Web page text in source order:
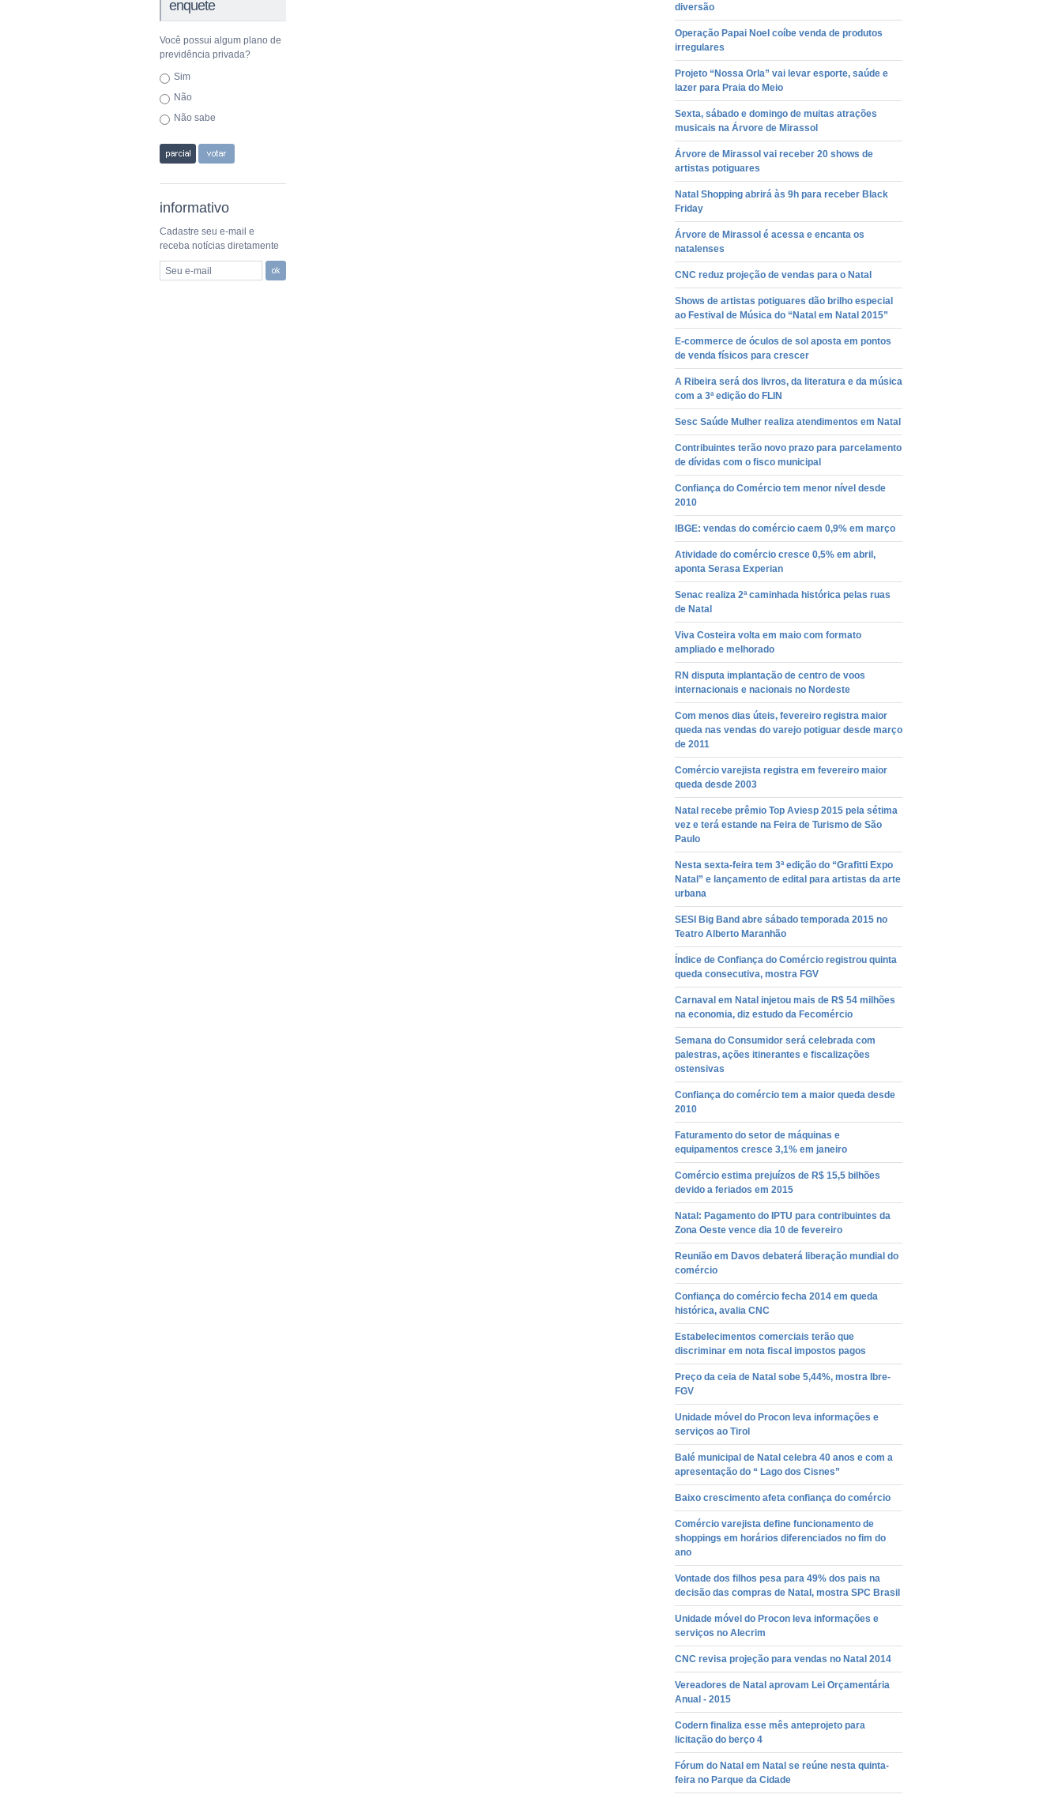
enquete
Você possui algum plano de
previdência privada?
Sim
Não
Não sabe
informativo
Cadastre seu e-mail e
receba notícias diretamente
Seu e-mail
diversão
Operação Papai Noel coíbe venda de produtos
irregulares
Projeto “Nossa Orla” vai levar esporte, saúde e
lazer para Praia do Meio
Sexta, sábado e domingo de muitas atrações
musicais na Árvore de Mirassol
Árvore de Mirassol vai receber 20 shows de
artistas potiguares
Natal Shopping abrirá às 9h para receber Black
Friday
Árvore de Mirassol é acessa e encanta os
natalenses
CNC reduz projeção de vendas para o Natal
Shows de artistas potiguares dão brilho especial
ao Festival de Música do “Natal em Natal 2015”
E-commerce de óculos de sol aposta em pontos
de venda físicos para crescer
A Ribeira será dos livros, da literatura e da música
com a 3ª edição do FLIN
Sesc Saúde Mulher realiza atendimentos em Natal
Contribuintes terão novo prazo para parcelamento
de dívidas com o fisco municipal
Confiança do Comércio tem menor nível desde
2010
IBGE: vendas do comércio caem 0,9% em março
Atividade do comércio cresce 0,5% em abril,
aponta Serasa Experian
Senac realiza 2ª caminhada histórica pelas ruas
de Natal
Viva Costeira volta em maio com formato
ampliado e melhorado
RN disputa implantação de centro de voos
internacionais e nacionais no Nordeste
Com menos dias úteis, fevereiro registra maior
queda nas vendas do varejo potiguar desde março
de 2011
Comércio varejista registra em fevereiro maior
queda desde 2003
Natal recebe prêmio Top Aviesp 2015 pela sétima
vez e terá estande na Feira de Turismo de São
Paulo
Nesta sexta-feira tem 3ª edição do “Grafitti Expo
Natal” e lançamento de edital para artistas da arte
urbana
SESI Big Band abre sábado temporada 2015 no
Teatro Alberto Maranhão
Índice de Confiança do Comércio registrou quinta
queda consecutiva, mostra FGV
Carnaval em Natal injetou mais de R$ 54 milhões
na economia, diz estudo da Fecomércio
Semana do Consumidor será celebrada com
palestras, ações itinerantes e fiscalizações
ostensivas
Confiança do comércio tem a maior queda desde
2010
Faturamento do setor de máquinas e
equipamentos cresce 3,1% em janeiro
Comércio estima prejuízos de R$ 15,5 bilhões
devido a feriados em 2015
Natal: Pagamento do IPTU para contribuintes da
Zona Oeste vence dia 10 de fevereiro
Reunião em Davos debaterá liberação mundial do
comércio
Confiança do comércio fecha 2014 em queda
histórica, avalia CNC
Estabelecimentos comerciais terão que
discriminar em nota fiscal impostos pagos
Preço da ceia de Natal sobe 5,44%, mostra Ibre-
FGV
Unidade móvel do Procon leva informações e
serviços ao Tirol
Balé municipal de Natal celebra 40 anos e com a
apresentação do “ Lago dos Cisnes”
Baixo crescimento afeta confiança do comércio
Comércio varejista define funcionamento de
shoppings em horários diferenciados no fim do
ano
Vontade dos filhos pesa para 49% dos pais na
decisão das compras de Natal, mostra SPC Brasil
Unidade móvel do Procon leva informações e
serviços no Alecrim
CNC revisa projeção para vendas no Natal 2014
Vereadores de Natal aprovam Lei Orçamentária
Anual - 2015
Codern finaliza esse mês anteprojeto para
licitação do berço 4
Fórum do Natal em Natal se reúne nesta quinta-
feira no Parque da Cidade